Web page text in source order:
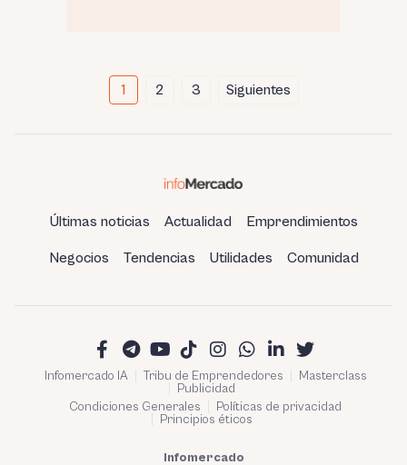
1 2 3 Siguientes
Últimas noticias Actualidad Emprendimientos
Negocios Tendencias Utilidades Comunidad
Infomercado IA Tribu de Emprendedores
Masterclass
Publicidad
Condiciones Generales
Políticas de privacidad
Principios éticos
Infomercado